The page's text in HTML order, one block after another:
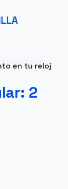
en tu reloj
2